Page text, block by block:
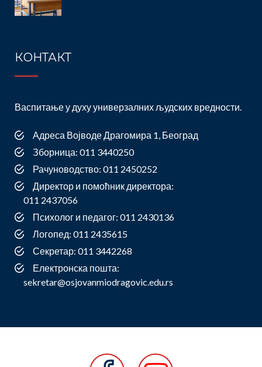
КОНТАКТ
Васпитање у духу универзалних људских вредности.
Адреса Војводе Драгомира 1, Београд
Зборница: 011 3440250
Рачуноводство: 011 2450252
Директор и помоћник директора:
011 2437056
Психолог и педагог: 011 2430136
Логопед: 011 2435615
Секретар: 011 3442268
Електронска пошта:
sekretar@osjovanmiodragovic.edu.rs